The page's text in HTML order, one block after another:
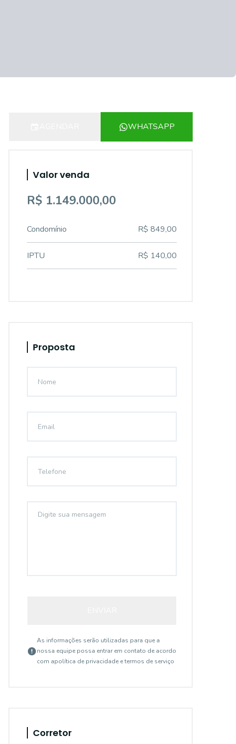
WHATSAPP
Valor venda
R$ 1.149.000,00
Condomínio R$ 849,00
IPTU R$ 140,00
Proposta
As informações serão utilizadas para que a
nossa equipe possa entrar em contato de acordo
com apolítica de privacidade e termos de serviço
Corretor